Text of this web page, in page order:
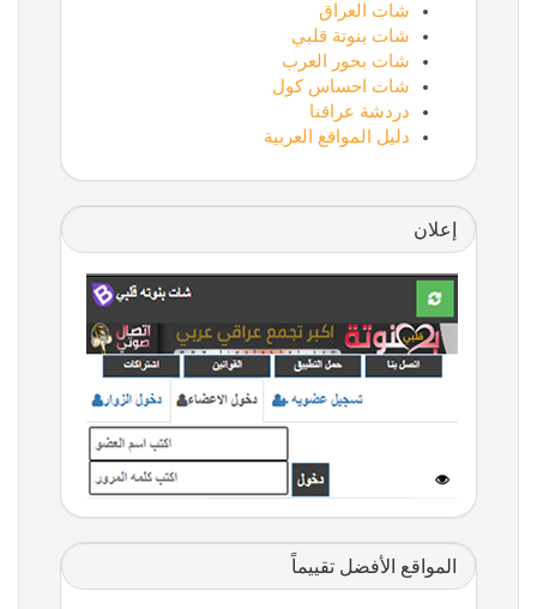
شات العراق
شات بنوتة قلبي
شات بحور العرب
شات احساس كول
دردشة عراقنا
دليل المواقع العربية
إعلان
المواقع الأفضل تقييماً